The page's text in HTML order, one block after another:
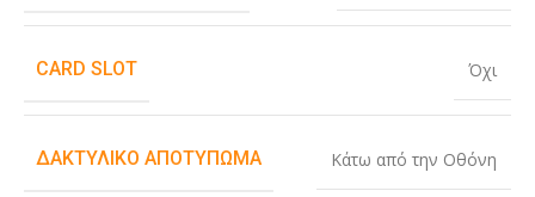
CARD SLOT Όχι
ΔΑΚΤΥΛΙΚΌ ΑΠΟΤΎΠΩΜΑ Κάτω από την Οθόνη